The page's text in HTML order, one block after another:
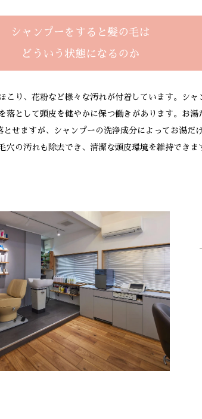
シャンプーをすると髪の毛は
どういう状態になるのか
こり、花粉など様々な汚れが付着しています。シャ
落として頭皮を健やかに保つ働きがあります。お湯
とせますが、シャンプーの洗浄成分によってお湯だ
穴の汚れも除去でき、清潔な頭皮環境を維持できま